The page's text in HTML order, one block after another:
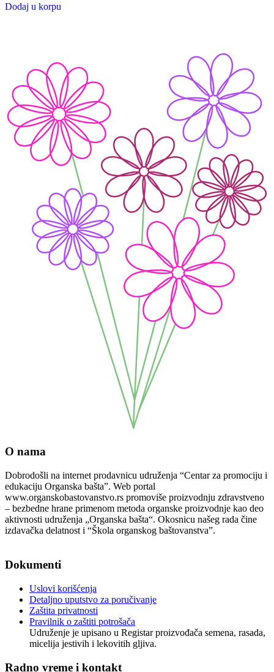
Dodaj u korpu
O nama
Dobrodošli na internet prodavnicu udruženja “Centar za promociju i
edukaciju Organska bašta”. Web portal
www.organskobastovanstvo.rs promoviše proizvodnju zdravstveno
– bezbedne hrane primenom metoda organske proizvodnje kao deo
aktivnosti udruženja „Organska bašta“. Okosnicu našeg rada čine
izdavačka delatnost i “Škola organskog baštovanstva”.
Dokumenti
Uslovi korišćenja
Detaljno uputstvo za poručivanje
Zaštita privatnosti
Pravilnik o zaštiti potrošača
Udruženje je upisano u Registar proizvođača semena, rasada,
micelija jestivih i lekovitih gljiva.
Radno vreme i kontakt